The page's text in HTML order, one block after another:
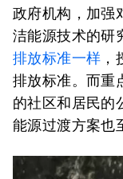
政府机构，加强
洁能源技术的研
排放标准一样
排放标准。而重
的社区和居民的
能源过渡方案也